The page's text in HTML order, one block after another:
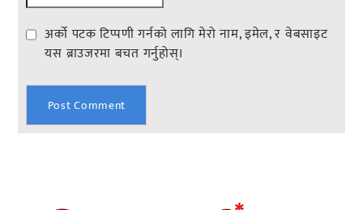
अर्को पटक टिप्पणी गर्नको लागि मेरो नाम, इमेल, र वेबसाइट
यस ब्राउजरमा बचत गर्नुहोस्।